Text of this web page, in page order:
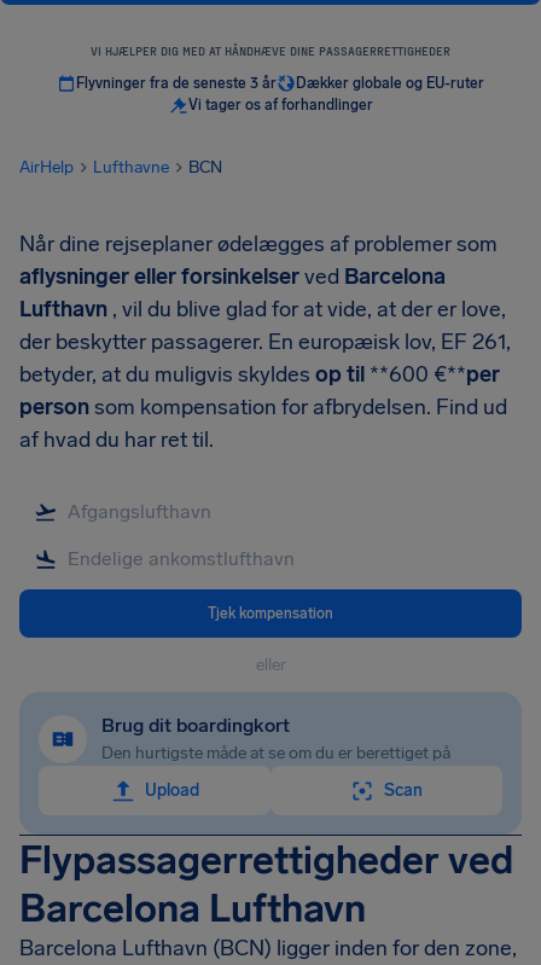
VI HJÆLPER DIG MED AT HÅNDHÆVE DINE PASSAGERRETTIGHEDER
Flyvninger fra de seneste 3 år
Dækker globale og EU-ruter
Vi tager os af forhandlinger
AirHelp Lufthavne BCN
Når dine rejseplaner ødelægges af problemer som
aflysninger eller forsinkelserved Barcelona
Lufthavn , vil du blive glad for at vide, at der er love,
der beskytter passagerer. En europæisk lov, EF 261,
betyder, at du muligvis skyldes op til **600 €**per
personsom kompensation for afbrydelsen. Find ud
af hvad du har ret til.
Tjek kompensation
eller
Brug dit boardingkort
Den hurtigste måde at se om du er berettiget på
Upload
Scan
Flypassagerrettigheder ved
Barcelona Lufthavn
Barcelona Lufthavn (BCN) ligger inden for den zone,